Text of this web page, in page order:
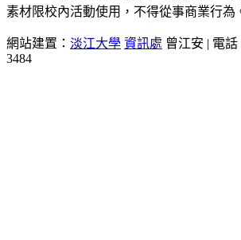
素材限校內活動使用，不得從事商業行為
網站建置： 淡江大學 資訊處 曾江安 | 電話
3484